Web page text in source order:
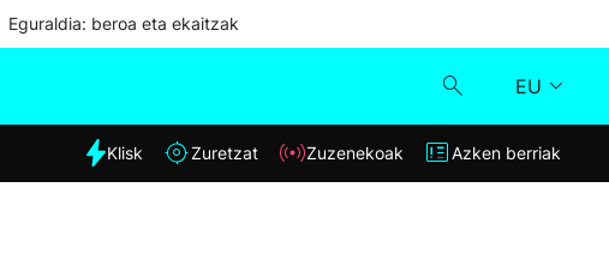
Eguraldia: beroa eta ekaitzak
EU
Eguraldia
Klisk
Klisk Zuretzat Zuzenekoak Azken berriak